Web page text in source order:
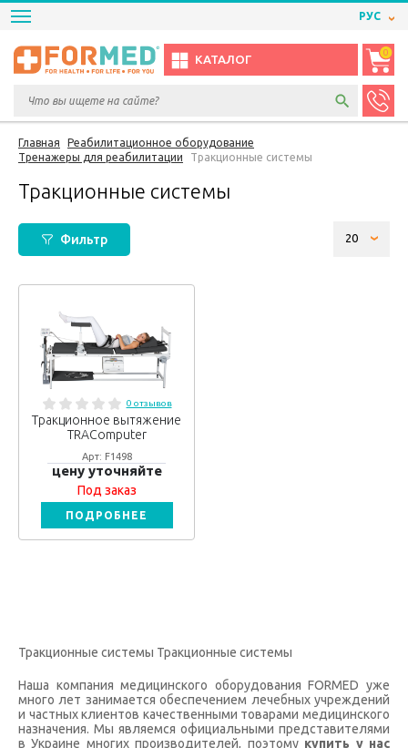
РУС
КАТАЛОГ
0
Главная
Реабилитационное оборудование
Тренажеры для реабилитации
Тракционные системы
Тракционные системы
Фильтр
0 отзывов
Тракционное вытяжение
TRAComputer
Арт: F1498
цену уточняйте
Под заказ
ПОДРОБНЕЕ
Тракционные системы Тракционные системы
Наша компания медицинского оборудования FORMED уже
много лет занимается обеспечением лечебных учреждений
и частных клиентов качественными товарами медицинского
назначения. Мы являемся официальными представителями
в Украине многих производителей, поэтому купить у нас